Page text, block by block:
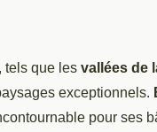
tels que les vallées de
exceptionnels.
pour ses